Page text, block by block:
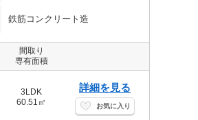
鉄筋コンクリート造
間取り
専有面積
3LDK
60.51㎡
詳細を見る
お気に入り